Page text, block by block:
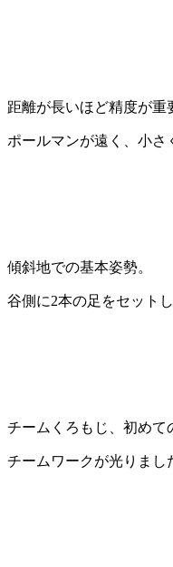
距離が長いほど精度が重
ポールマンが遠く、小さ
傾斜地での基本姿勢。
谷側に2本の足をセット
チームくろもじ、初めて
チームワークが光りまし